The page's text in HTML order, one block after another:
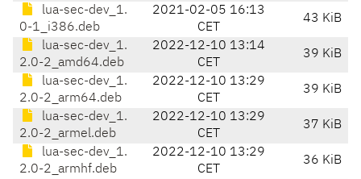
lua-sec-dev_1.
0-1_i386.deb
2021-02-05 16:13
CET
43 KiB
lua-sec-dev_1.
2.0-2_amd64.deb
2022-12-10 13:14
CET
39 KiB
lua-sec-dev_1.
2.0-2_arm64.deb
2022-12-10 13:29
CET
39 KiB
lua-sec-dev_1.
2.0-2_armel.deb
2022-12-10 13:29
CET
37 KiB
lua-sec-dev_1.
2.0-2_armhf.deb
2022-12-10 13:29
CET
36 KiB